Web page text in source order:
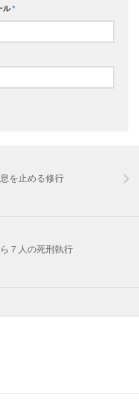
ル*
を止める修行
７人の死刑執行